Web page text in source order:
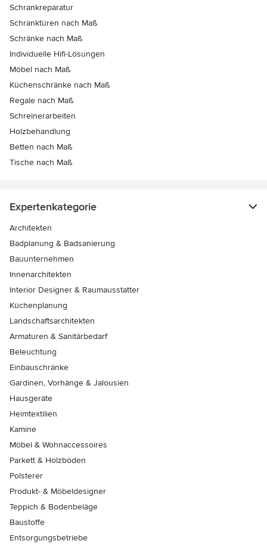
Schrankreparatur
Schranktüren nach Maß
Schränke nach Maß
Individuelle Hifi-Lösungen
Möbel nach Maß
Küchenschränke nach Maß
Regale nach Maß
Schreinerarbeiten
Holzbehandlung
Betten nach Maß
Tische nach Maß
Expertenkategorie
Architekten
Badplanung & Badsanierung
Bauunternehmen
Innenarchitekten
Interior Designer & Raumausstatter
Küchenplanung
Landschaftsarchitekten
Armaturen & Sanitärbedarf
Beleuchtung
Einbauschränke
Gardinen, Vorhänge & Jalousien
Hausgeräte
Heimtextilien
Kamine
Möbel & Wohnaccessoires
Parkett & Holzböden
Polsterer
Produkt- & Möbeldesigner
Teppich & Bodenbeläge
Baustoffe
Entsorgungsbetriebe